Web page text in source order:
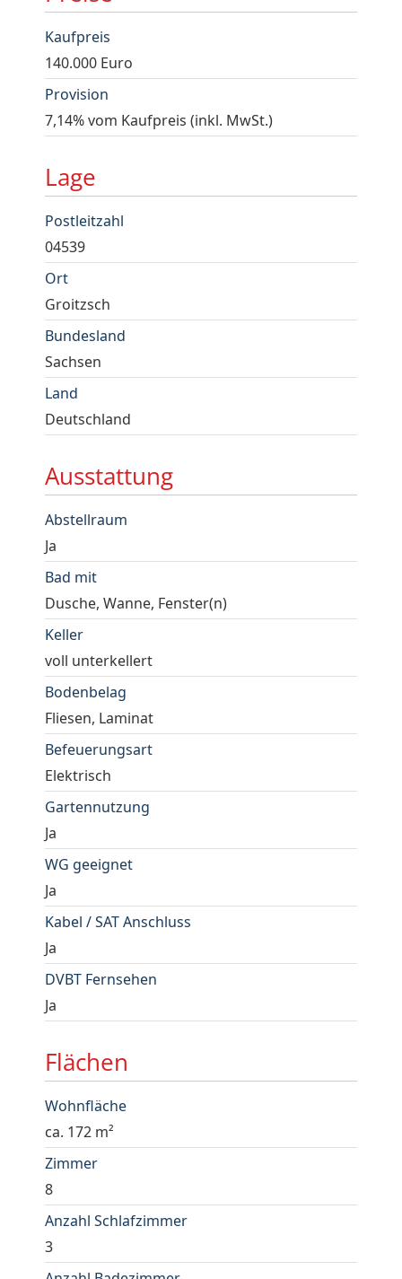
Kaufpreis
140.000 Euro
Provision
7,14% vom Kaufpreis (inkl. MwSt.)
Lage
Postleitzahl
04539
Ort
Groitzsch
Bundesland
Sachsen
Land
Deutschland
Ausstattung
Abstellraum
Ja
Bad mit
Dusche, Wanne, Fenster(n)
Keller
voll unterkellert
Bodenbelag
Fliesen, Laminat
Befeuerungsart
Elektrisch
Gartennutzung
Ja
WG geeignet
Ja
Kabel / SAT Anschluss
Ja
DVBT Fernsehen
Ja
Flächen
Wohnfläche
ca. 172 m²
Zimmer
8
Anzahl Schlafzimmer
3